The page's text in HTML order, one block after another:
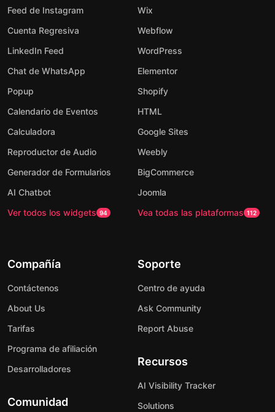
Feed de Instagram
Cuenta Regresiva
LinkedIn Feed
Chat de WhatsApp
Popup
Calendario de Eventos
Calculadora
Reproductor de Audio
Generador de Formularios
AI Chatbot
Ver todos los widgets 94
Wix
Webflow
WordPress
Elementor
Shopify
HTML
Google Sites
Weebly
BigCommerce
Joomla
Vea todas las plataformas 112
Compañía
Contáctenos
About Us
Tarifas
Programa de afiliación
Desarrolladores
Comunidad
Soporte
Centro de ayuda
Ask Community
Report Abuse
Recursos
AI Visibility Tracker
Solutions